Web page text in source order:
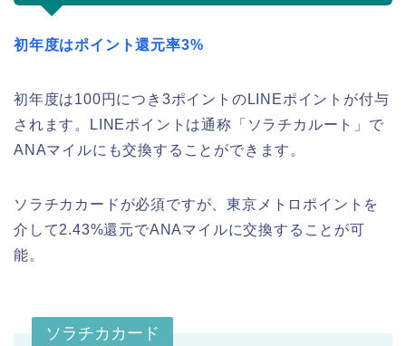
初年度はポイント還元率3%
初年度は100円につき3ポイントのLINEポイントが付与
されます。LINEポイントは通称「ソラチカルート」で
ANAマイルにも交換することができます。
ソラチカカードが必須ですが、東京メトロポイントを
介して2.43%還元でANAマイルに交換することが可
能。
ソラチカカード